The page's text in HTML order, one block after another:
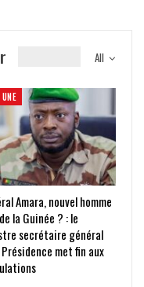
All
Amara, nouvel homme
la Guinée ? : le
secrétaire général
met fin aux